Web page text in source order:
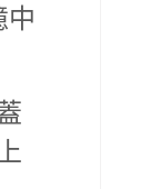
中